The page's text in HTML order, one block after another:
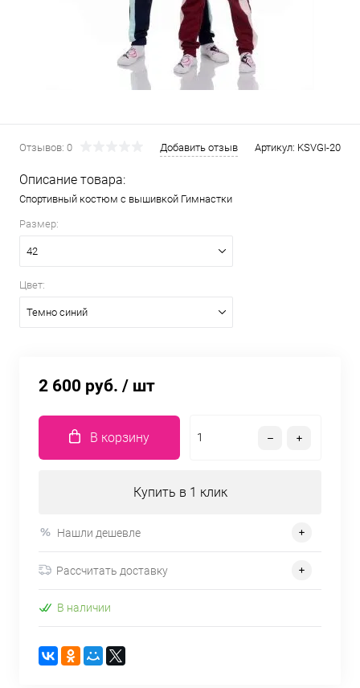
Отзывов: 0 Добавить отзыв Артикул: KSVGI-20
Описание товара:
Спортивный костюм с вышивкой Гимнастки
Размер:
42
Цвет:
Темно синий
2 600 руб. / шт
В корзину
Купить в 1 клик
Нашли дешевле
Рассчитать доставку
В наличии